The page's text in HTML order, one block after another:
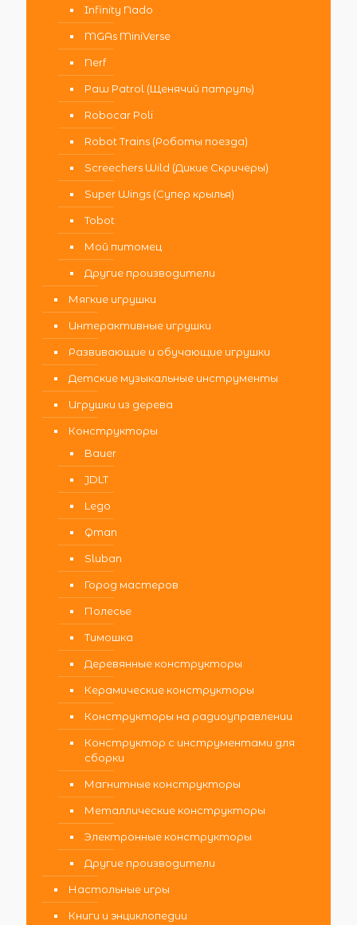
Infinity Nado
MGAs MiniVerse
Nerf
Paw Patrol (Щенячий патруль)
Robocar Poli
Robot Trains (Роботы поезда)
Screechers Wild (Дикие Скричеры)
Super Wings (Супер крылья)
Tobot
Мой питомец
Другие производители
Мягкие игрушки
Интерактивные игрушки
Развивающие и обучающие игрушки
Детские музыкальные инструменты
Игрушки из дерева
Конструкторы
Bauer
JDLT
Lego
Qman
Sluban
Город мастеров
Полесье
Тимошка
Деревянные конструкторы
Керамические конструкторы
Конструкторы на радиоуправлении
Конструктор с инструментами для
сборки
Магнитные конструкторы
Металлические конструкторы
Электронные конструкторы
Другие производители
Настольные игры
Книги и энциклопедии